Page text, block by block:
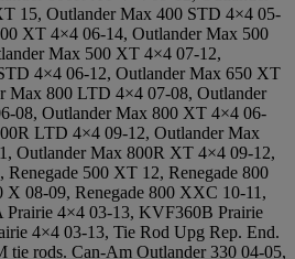
15, Outlander Max 400 STD 4×4 05-
XT 4×4 06-14, Outlander Max 500
Max 500 XT 4×4 07-12,
4×4 06-12, Outlander Max 650 XT
Max 800 LTD 4×4 07-08, Outlander
08, Outlander Max 800 XT 4×4 06-
LTD 4×4 09-12, Outlander Max
Outlander Max 800R XT 4×4 09-12,
Renegade 500 XT 12, Renegade 800
X 08-09, Renegade 800 XXC 10-11,
4×4 03-13, KVF360B Prairie
4×4 03-13, Tie Rod Upg Rep. End.
tie rods. Can-Am Outlander 330 04-05,